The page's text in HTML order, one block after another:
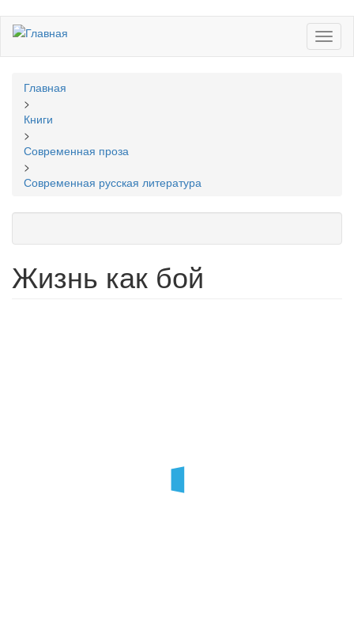
Перейти
основному
Вы
здесь
Главная
>
Книги
>
Современная проза
>
Современная русская литература
Жизнь как бой